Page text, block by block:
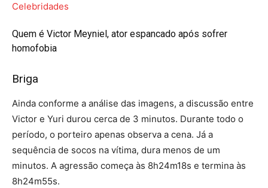
Celebridades
Quem é Victor Meyniel, ator espancado após sofrer
homofobia
Briga
Ainda conforme a análise das imagens, a discussão entre
Victor e Yuri durou cerca de 3 minutos. Durante todo o
período, o porteiro apenas observa a cena. Já a
sequência de socos na vítima, dura menos de um
minutos. A agressão começa às 8h24m18s e termina às
8h24m55s.